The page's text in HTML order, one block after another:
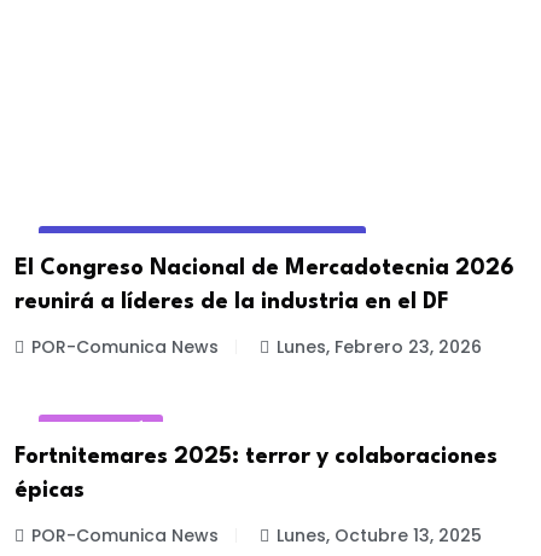
El Congreso Nacional de Mercadotecnia 2026
reunirá a líderes de la industria en el DF
POR-Comunica News Lunes, Febrero 23, 2026
Fortnitemares 2025: terror y colaboraciones
épicas
POR-Comunica News Lunes, Octubre 13, 2025